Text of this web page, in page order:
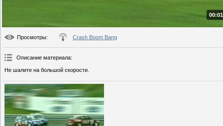
Просмотры: Crash Boom Bang
Описание материала:
Не шалите на большой скорости.